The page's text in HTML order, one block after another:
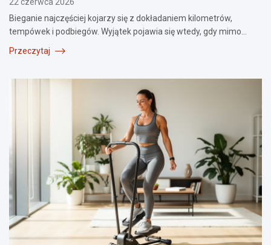
Bieganie najczęściej kojarzy się z dokładaniem kilometrów,
tempówek i podbiegów. Wyjątek pojawia się wtedy, gdy mimo…
Przeczytaj